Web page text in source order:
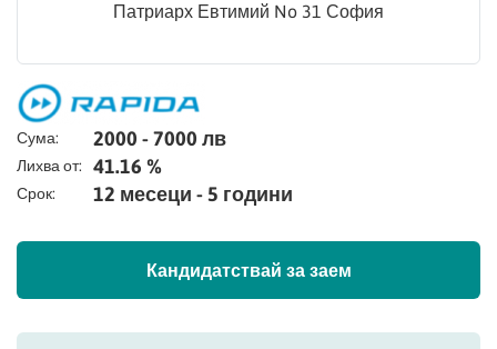
Патриарх Евтимий No 31 София
Сума: 2000 - 7000 лв
Лихва от: 41.16 %
Срок: 12 месеци - 5 години
Кандидатствай за заем